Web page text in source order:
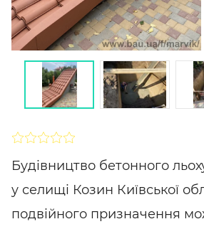
SHARE ПІДПИСАТИСЯ
Будівництво бетонного
у селищі Козин Київської
подвійного призначення